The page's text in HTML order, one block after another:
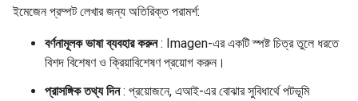
ইমেজেন প্রম্পট লেখার জন্য অতিরিক্ত পরামর্শ:
বর্ণনামূলক ভাষা ব্যবহার করুন: Imagen-এর একটি স্পষ্ট চিত্র তুলে ধরতে
বিশদ বিশেষণ ও ক্রিয়াবিশেষণ প্রয়োগ করুন।
প্রাসঙ্গিক তথ্য দিন: প্রয়োজনে, এআই-এর বোঝার সুবিধার্থে পটভূমি